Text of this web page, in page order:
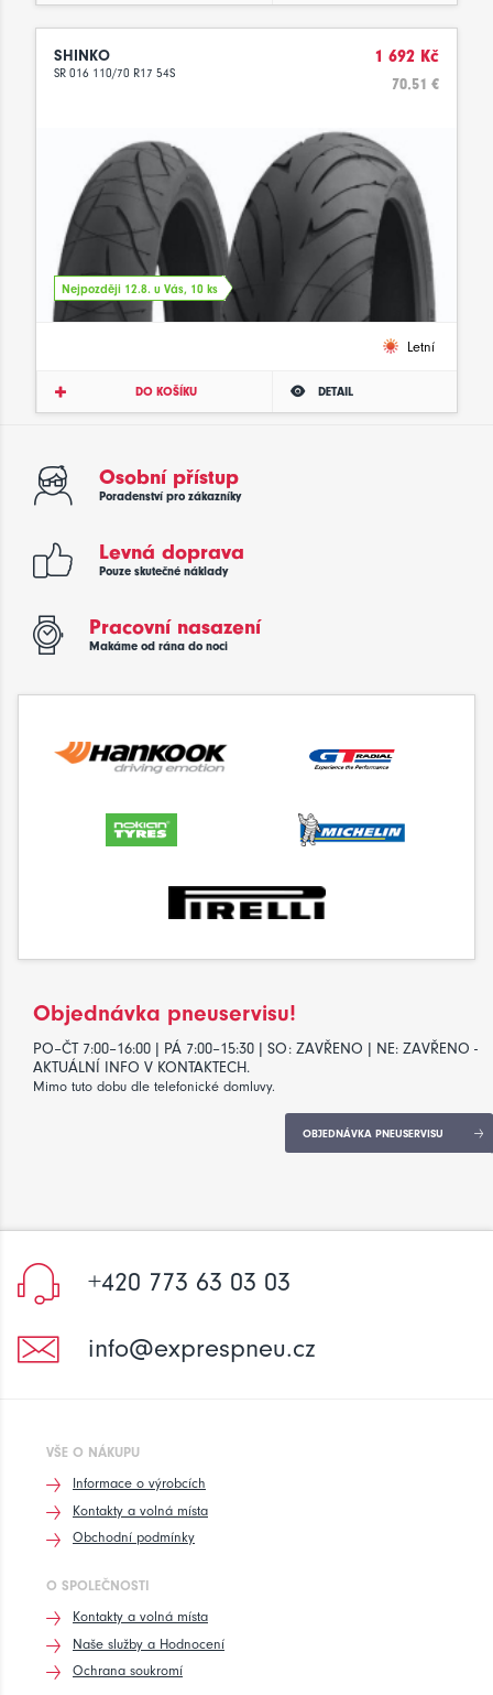
SHINKO
SR 016 110/70 R17 54S
1 692 Kč
70.51 €
Nejpozději 12.8. u Vás, 10 ks
Letní
DO KOŠÍKU DETAIL
Osobní přístup
Poradenství pro zákazníky
Levná doprava
Pouze skutečné náklady
Pracovní nasazení
Makáme od rána do noci
Objednávka pneuservisu!
PO–ČT 7:00–16:00 | PÁ 7:00–15:30 | SO: ZAVŘENO | NE: ZAVŘENO -
AKTUÁLNÍ INFO V KONTAKTECH.
Mimo tuto dobu dle telefonické domluvy.
OBJEDNÁVKA PNEUSERVISU
+420 773 63 03 03
info@exprespneu.cz
VŠE O NÁKUPU
Informace o výrobcích
Kontakty a volná místa
Obchodní podmínky
O SPOLEČNOSTI
Kontakty a volná místa
Naše služby a Hodnocení
Ochrana soukromí